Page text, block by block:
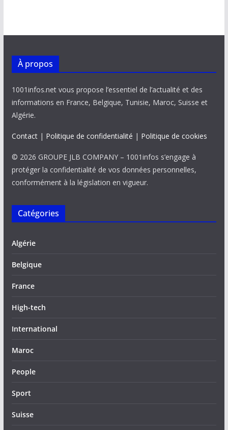
À propos
1001infos.net vous propose l’essentiel de l’actualité et des
informations en France, Belgique, Tunisie, Maroc, Suisse et
Algérie.
Contact| Politique de confidentialité | Politique de cookies
© 2026 GROUPE JLB COMPANY – 1001infos s’engage à
protéger la confidentialité de vos données personnelles,
conformément à la législation en vigueur.
Catégories
Algérie
Belgique
France
High-tech
International
Maroc
People
Sport
Suisse